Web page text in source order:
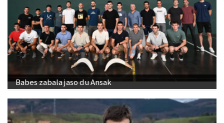
Babes zabala jaso du Ansak